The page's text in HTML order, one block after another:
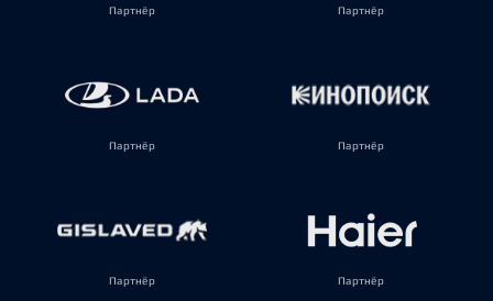
Партнёр Партнёр
Партнёр Партнёр
Партнёр Партнёр